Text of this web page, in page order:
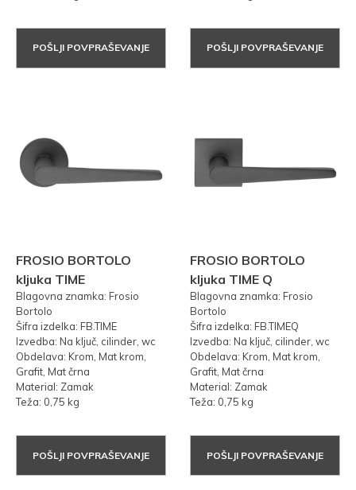
POŠLJI POVPRAŠEVANJE POŠLJI POVPRAŠEVANJE
FROSIO BORTOLO
kljuka TIME
Blagovna znamka: Frosio
Bortolo
Šifra izdelka: FB.TIME
Izvedba: Na ključ, cilinder, wc
Obdelava: Krom, Mat krom,
Grafit, Mat črna
Material: Zamak
Teža: 0,75 kg
POŠLJI POVPRAŠEVANJE
FROSIO BORTOLO
kljuka TIME Q
Blagovna znamka: Frosio
Bortolo
Šifra izdelka: FB.TIMEQ
Izvedba: Na ključ, cilinder, wc
Obdelava: Krom, Mat krom,
Grafit, Mat črna
Material: Zamak
Teža: 0,75 kg
POŠLJI POVPRAŠEVANJE